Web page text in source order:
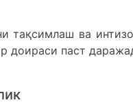
тақсимлаш ва
доираси паст